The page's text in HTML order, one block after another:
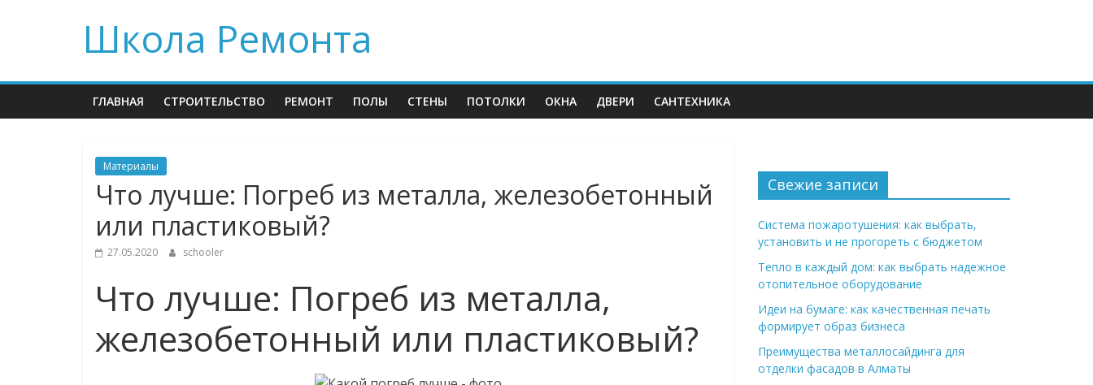
Школа Ремонта
ГЛАВНАЯ СТРОИТЕЛЬСТВО РЕМОНТ ПОЛЫ СТЕНЫ ПОТОЛКИ ОКНА ДВЕРИ САНТЕХНИКА
Материалы
Что лучше: Погреб из металла, железобетонный
или пластиковый?
27.05.2020 schooler
Что лучше: Погреб из металла,
железобетонный или пластиковый?
Свежие записи
Система пожаротушения: как выбрать,
установить и не прогореть с бюджетом
Тепло в каждый дом: как выбрать надежное
отопительное оборудование
Идеи на бумаге: как качественная печать
формирует образ бизнеса
Преимущества металлосайдинга для
отделки фасадов в Алматы